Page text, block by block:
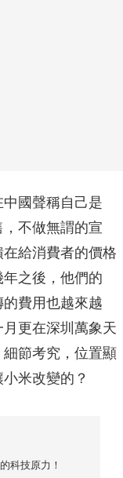
國聲稱自己是
，不做無謂的宣
給消費者的價格
年之後，他們的
的費用也越來越
更在深圳萬象天
節考究，位置顯
米改變的？
科技原力！